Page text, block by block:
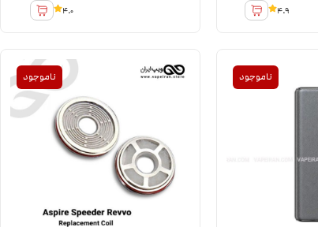
4.9
4.0
ناموجود ناموجود